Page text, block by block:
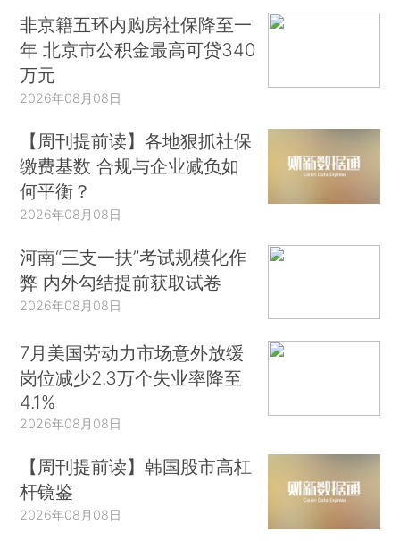
非京籍五环内购房社保降至一
年 北京市公积金最高可贷340
万元
2026年08月08日
【周刊提前读】各地狠抓社保
缴费基数 合规与企业减负如
何平衡？
2026年08月08日
河南“三支一扶”考试规模化作
弊 内外勾结提前获取试卷
2026年08月08日
7月美国劳动力市场意外放缓
岗位减少2.3万个失业率降至
4.1%
2026年08月08日
【周刊提前读】韩国股市高杠
杆镜鉴
2026年08月08日